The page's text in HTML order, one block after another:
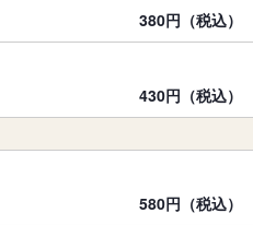
380円（税込）
430円（税込）
580円（税込）